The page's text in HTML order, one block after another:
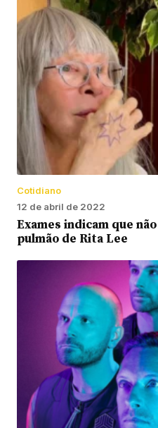
Cotidiano
12 de abril de 2022
Exames indicam que
pulmão de Rita Lee